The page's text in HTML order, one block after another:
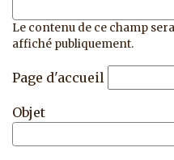
Le contenu de ce champ
affiché publiquement.
Page d'accueil
Objet